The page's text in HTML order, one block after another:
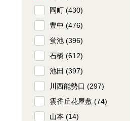
岡町 (430)
豊中 (476)
蛍池 (396)
石橋 (612)
池田 (397)
川西能勢口 (297)
雲雀丘花屋敷 (74)
山本 (14)